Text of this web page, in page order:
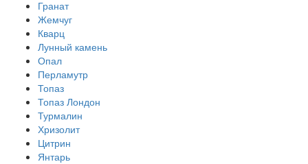
Гранат
Жемчуг
Кварц
Лунный камень
Опал
Перламутр
Топаз
Топаз Лондон
Турмалин
Хризолит
Цитрин
Янтарь